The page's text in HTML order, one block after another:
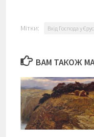
Мітки: Вхід Господа у
ВАМ ТАКОЖ